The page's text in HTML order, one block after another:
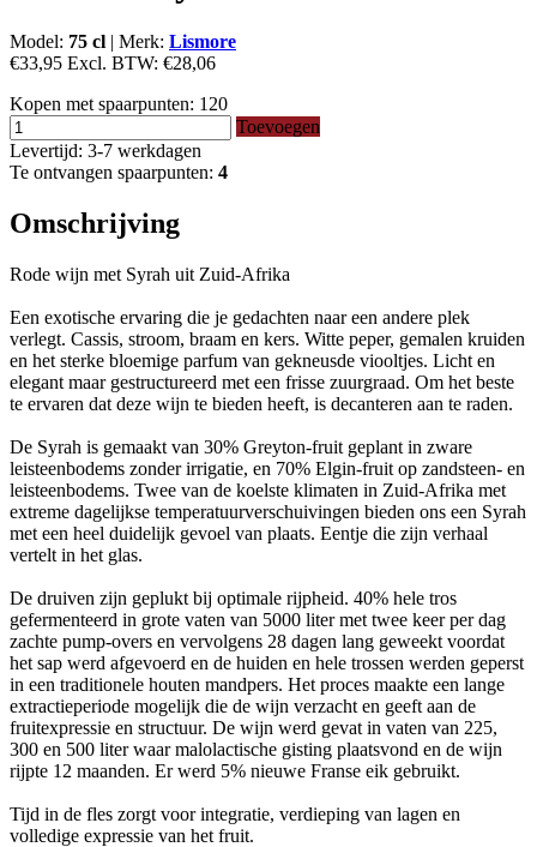
Model: 75 cl | Merk: Lismore
€33,95 Excl. BTW: €28,06
Kopen met spaarpunten: 120
Toevoegen
Levertijd: 3-7 werkdagen
Te ontvangen spaarpunten: 4
Omschrijving
Rode wijn met Syrah uit Zuid-Afrika
Een exotische ervaring die je gedachten naar een andere plek
verlegt. Cassis, stroom, braam en kers. Witte peper, gemalen kruiden
en het sterke bloemige parfum van gekneusde viooltjes. Licht en
elegant maar gestructureerd met een frisse zuurgraad. Om het beste
te ervaren dat deze wijn te bieden heeft, is decanteren aan te raden.
De Syrah is gemaakt van 30% Greyton-fruit geplant in zware
leisteenbodems zonder irrigatie, en 70% Elgin-fruit op zandsteen- en
leisteenbodems. Twee van de koelste klimaten in Zuid-Afrika met
extreme dagelijkse temperatuurverschuivingen bieden ons een Syrah
met een heel duidelijk gevoel van plaats. Eentje die zijn verhaal
vertelt in het glas.
De druiven zijn geplukt bij optimale rijpheid. 40% hele tros
gefermenteerd in grote vaten van 5000 liter met twee keer per dag
zachte pump-overs en vervolgens 28 dagen lang geweekt voordat
het sap werd afgevoerd en de huiden en hele trossen werden geperst
in een traditionele houten mandpers. Het proces maakte een lange
extractieperiode mogelijk die de wijn verzacht en geeft aan de
fruitexpressie en structuur. De wijn werd gevat in vaten van 225,
300 en 500 liter waar malolactische gisting plaatsvond en de wijn
rijpte 12 maanden. Er werd 5% nieuwe Franse eik gebruikt.
Tijd in de fles zorgt voor integratie, verdieping van lagen en
volledige expressie van het fruit.